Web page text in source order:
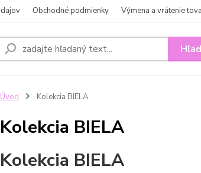
Obchodné podmienky Výmena a vrátenie
Úvod Kolekcia BIELA
Kolekcia BIELA
Kolekcia BIELA